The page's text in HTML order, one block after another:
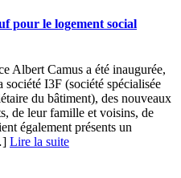
pour le logement social
Albert Camus a été inaugurée,
société I3F (société spécialisée
du bâtiment), des nouveaux
de leur famille et voisins, de
également présents un
Lire la suite